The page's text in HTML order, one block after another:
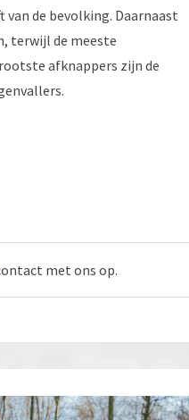
de bevolking. Daarnaast
terwijl de meeste
afknappers zijn de
met ons op.